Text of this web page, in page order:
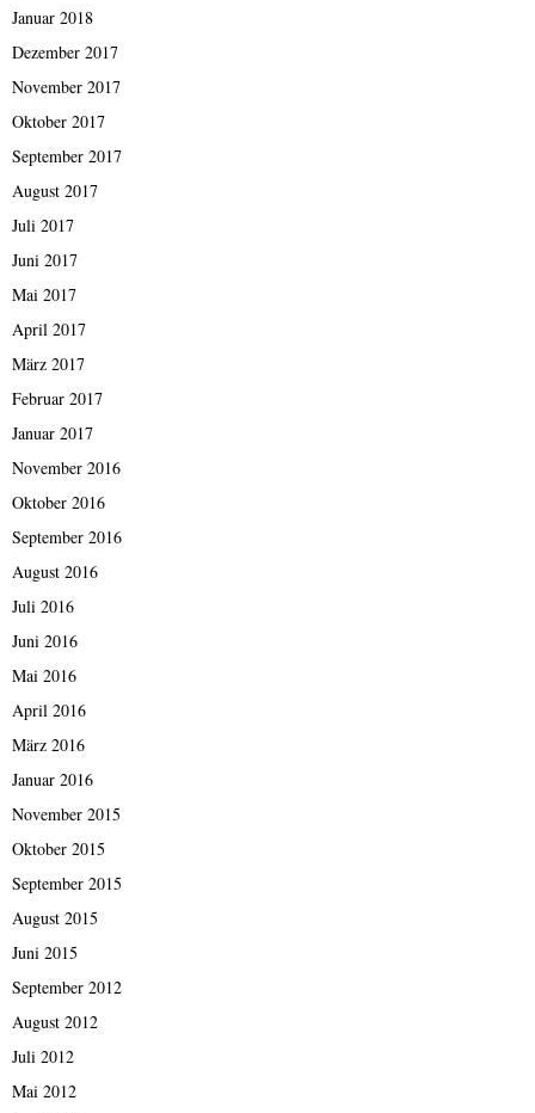
Januar 2018
Dezember 2017
November 2017
Oktober 2017
September 2017
August 2017
Juli 2017
Juni 2017
Mai 2017
April 2017
März 2017
Februar 2017
Januar 2017
November 2016
Oktober 2016
September 2016
August 2016
Juli 2016
Juni 2016
Mai 2016
April 2016
März 2016
Januar 2016
November 2015
Oktober 2015
September 2015
August 2015
Juni 2015
September 2012
August 2012
Juli 2012
Mai 2012